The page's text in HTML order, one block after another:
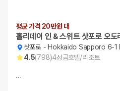
평균 가격 20만원 대
홀리데이 인 & 스위트 삿포로 오
삿포로 - Hokkaido Sapporo 6-
4.5(798)4성급호텔/리조트
…